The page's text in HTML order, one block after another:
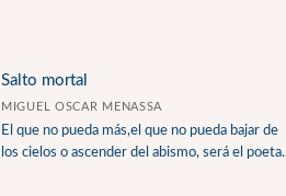
Salto mortal
MIGUEL OSCAR MENASSA
El que no pueda más,el que no pueda bajar de
los cielos o ascender del abismo, será el poeta.